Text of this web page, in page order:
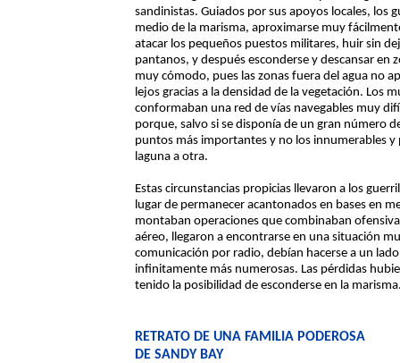
sandinistas. Guiados por sus apoyos locales, los
medio de la marisma, aproximarse muy
atacar los pequeños puestos militares, huir sin
pantanos, y después esconderse y descansar en
muy cómodo, pues las zonas fuera del agua no
lejos gracias a la densidad de la vegetación. Los
conformaban una red de vías navegables muy
porque, salvo si se disponía de un gran número
puntos más importantes y no los innumerables
laguna a otra.
Estas circunstancias propicias llevaron a los
lugar de permanecer acantonados en bases en
montaban operaciones que combinaban
aéreo, llegaron a encontrarse en una situación
comunicación por radio, debían hacerse a un
infinitamente más numerosas. Las pérdidas
tenido la posibilidad de esconderse en la
RETRATO DE UNA FAMILIA PODEROSA
DE SANDY BAY